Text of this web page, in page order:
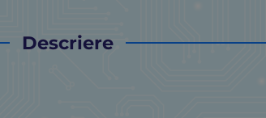
Descriere